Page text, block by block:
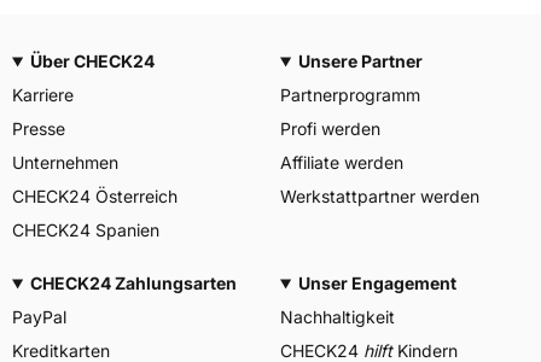
Über CHECK24
Karriere
Presse
Unternehmen
CHECK24 Österreich
CHECK24 Spanien
Unsere Partner
Partnerprogramm
Profi werden
Affiliate werden
Werkstattpartner werden
CHECK24 Zahlungsarten
PayPal
Kreditkarten
Unser Engagement
Nachhaltigkeit
CHECK24 hilftKindern